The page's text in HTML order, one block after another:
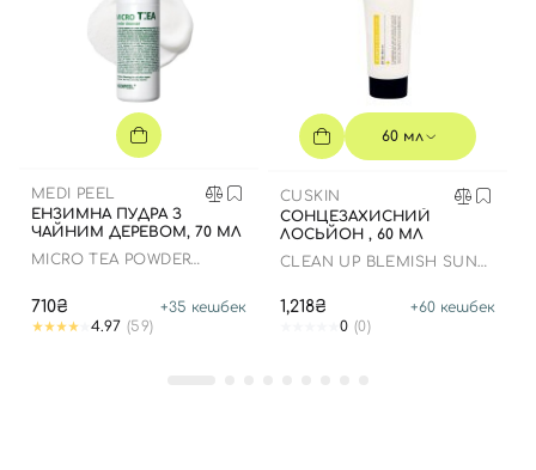
MEDI PEEL
ЕНЗИМНА ПУДРА З
ЧАЙНИМ ДЕРЕВОМ, 70 МЛ
MICRO TEA POWDER
710₴ +35 кешбек
4.97 (59)
60 мл
CUSKIN
СОНЦЕЗАХИСНИЙ
ЛОСЬЙОН , 60 МЛ
CLEAN UP BLEMISH SUN
1,218₴ +60 кешбек
0 (0)
Номер телефону
Відправляючи форму для авторизації/реєстрації ви
Далі
Увійти за допомогою e-mail